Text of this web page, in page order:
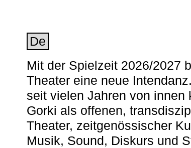
De
Mit der Spielzeit 2026/2027
Theater eine neue
seit vielen Jahren von innen
Gorki als offenen,
Theater, zeitgenössischer
Musik, Sound, Diskurs und